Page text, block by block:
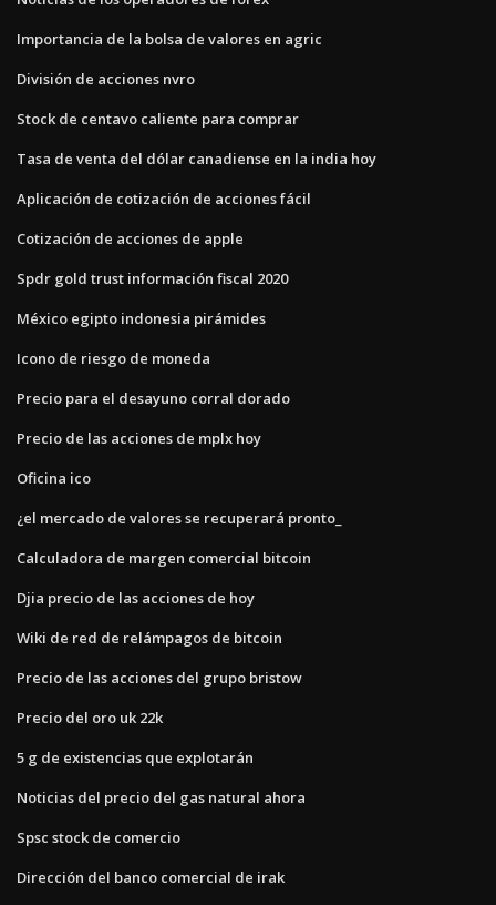
Importancia de la bolsa de valores en agric
División de acciones nvro
Stock de centavo caliente para comprar
Tasa de venta del dólar canadiense en la india hoy
Aplicación de cotización de acciones fácil
Cotización de acciones de apple
Spdr gold trust información fiscal 2020
México egipto indonesia pirámides
Icono de riesgo de moneda
Precio para el desayuno corral dorado
Precio de las acciones de mplx hoy
Oficina ico
¿el mercado de valores se recuperará pronto_
Calculadora de margen comercial bitcoin
Djia precio de las acciones de hoy
Wiki de red de relámpagos de bitcoin
Precio de las acciones del grupo bristow
Precio del oro uk 22k
5 g de existencias que explotarán
Noticias del precio del gas natural ahora
Spsc stock de comercio
Dirección del banco comercial de irak